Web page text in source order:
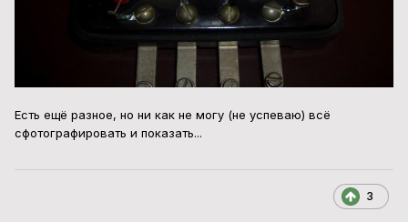
Есть ещё разное, но ни как не могу (не успеваю) всё
сфотографировать и показать...
3